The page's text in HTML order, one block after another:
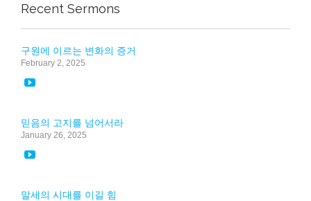
Recent Sermons
구원에 이르는 변화의 증거
February 2, 2025

믿음의 고지를 넘어서라
January 26, 2025

말세의 시대를 이길 힘